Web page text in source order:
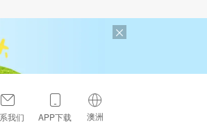
我们 APP下载 澳洲